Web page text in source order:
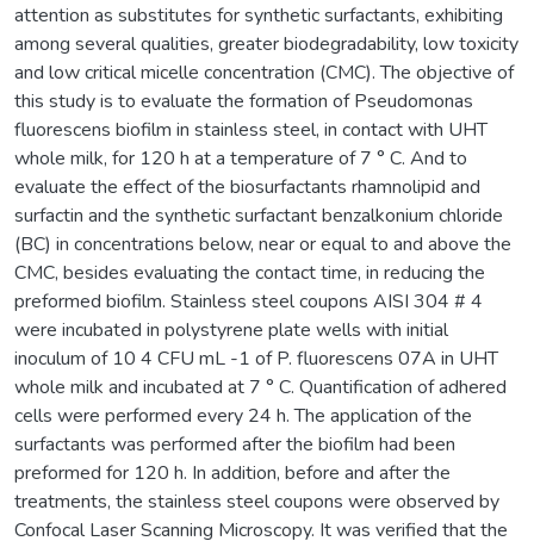
attention as substitutes for synthetic surfactants, exhibiting
among several qualities, greater biodegradability, low toxicity
and low critical micelle concentration (CMC). The objective of
this study is to evaluate the formation of Pseudomonas
fluorescens biofilm in stainless steel, in contact with UHT
whole milk, for 120 h at a temperature of 7 ° C. And to
evaluate the effect of the biosurfactants rhamnolipid and
surfactin and the synthetic surfactant benzalkonium chloride
(BC) in concentrations below, near or equal to and above the
CMC, besides evaluating the contact time, in reducing the
preformed biofilm. Stainless steel coupons AISI 304 # 4
were incubated in polystyrene plate wells with initial
inoculum of 10 4 CFU mL -1 of P. fluorescens 07A in UHT
whole milk and incubated at 7 ° C. Quantification of adhered
cells were performed every 24 h. The application of the
surfactants was performed after the biofilm had been
preformed for 120 h. In addition, before and after the
treatments, the stainless steel coupons were observed by
Confocal Laser Scanning Microscopy. It was verified that the